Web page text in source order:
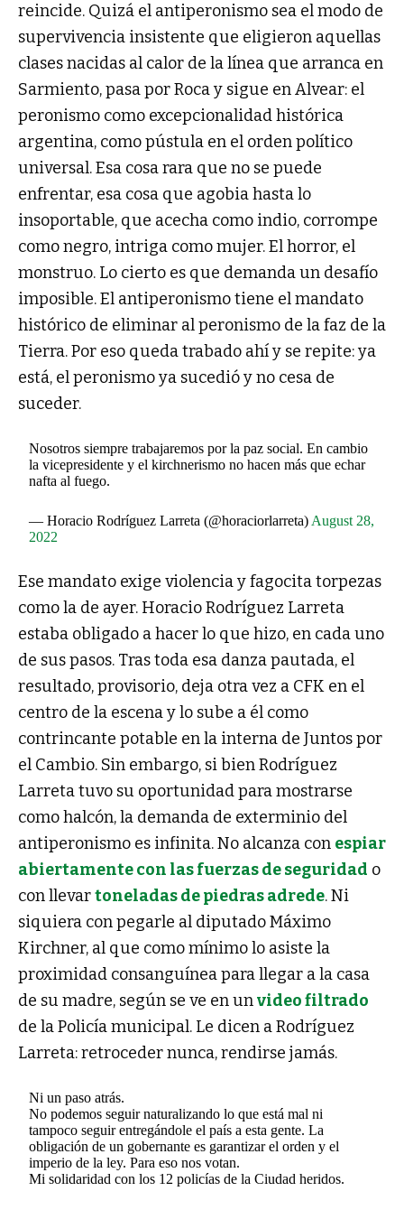
reincide. Quizá el antiperonismo sea el modo de
supervivencia insistente que eligieron aquellas
clases nacidas al calor de la línea que arranca en
Sarmiento, pasa por Roca y sigue en Alvear: el
peronismo como excepcionalidad histórica
argentina, como pústula en el orden político
universal. Esa cosa rara que no se puede
enfrentar, esa cosa que agobia hasta lo
insoportable, que acecha como indio, corrompe
como negro, intriga como mujer. El horror, el
monstruo. Lo cierto es que demanda un desafío
imposible. El antiperonismo tiene el mandato
histórico de eliminar al peronismo de la faz de la
Tierra. Por eso queda trabado ahí y se repite: ya
está, el peronismo ya sucedió y no cesa de
suceder.
Nosotros siempre trabajaremos por la paz social. En cambio
la vicepresidente y el kirchnerismo no hacen más que echar
nafta al fuego.
— Horacio Rodríguez Larreta (@horaciorlarreta) August 28,
2022
Ese mandato exige violencia y fagocita torpezas
como la de ayer. Horacio Rodríguez Larreta
estaba obligado a hacer lo que hizo, en cada uno
de sus pasos. Tras toda esa danza pautada, el
resultado, provisorio, deja otra vez a CFK en el
centro de la escena y lo sube a él como
contrincante potable en la interna de Juntos por
el Cambio. Sin embargo, si bien Rodríguez
Larreta tuvo su oportunidad para mostrarse
como halcón, la demanda de exterminio del
antiperonismo es infinita. No alcanza con espiar
abiertamente con las fuerzas de seguridad o
con llevartoneladas de piedras adrede. Ni
siquiera con pegarle al diputado Máximo
Kirchner, al que como mínimo lo asiste la
proximidad consanguínea para llegar a la casa
de su madre, según se ve en unvideo filtrado
de la Policía municipal. Le dicen a Rodríguez
Larreta: retroceder nunca, rendirse jamás.
Ni un paso atrás.
No podemos seguir naturalizando lo que está mal ni
tampoco seguir entregándole el país a esta gente. La
obligación de un gobernante es garantizar el orden y el
imperio de la ley. Para eso nos votan.
Mi solidaridad con los 12 policías de la Ciudad heridos.